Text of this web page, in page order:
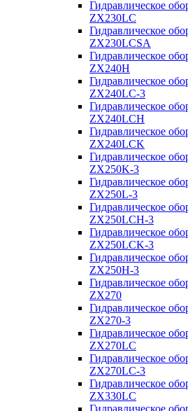
Гидравлическое
ZX230LC
Гидравлическое
ZX230LCSA
Гидравлическое
ZX240H
Гидравлическое
ZX240LC-3
Гидравлическое
ZX240LCH
Гидравлическое
ZX240LCK
Гидравлическое
ZX250K-3
Гидравлическое
ZX250L-3
Гидравлическое
ZX250LCH-3
Гидравлическое
ZX250LCK-3
Гидравлическое
ZX250Н-3
Гидравлическое
ZX270
Гидравлическое
ZX270-3
Гидравлическое
ZX270LC
Гидравлическое
ZX270LC-3
Гидравлическое
ZX330LC
Гидравлическое